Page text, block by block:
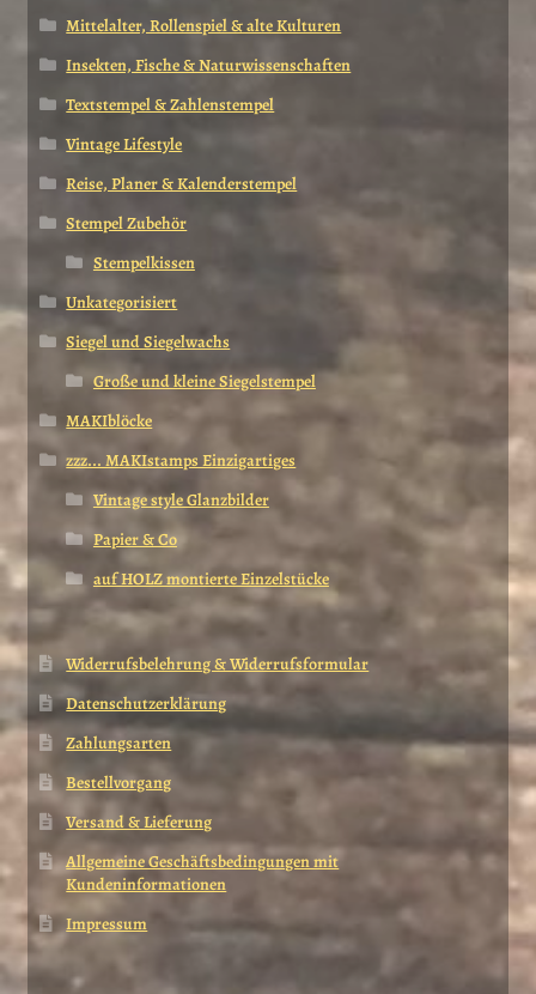
Mittelalter, Rollenspiel & alte Kulturen
Insekten, Fische & Naturwissenschaften
Textstempel & Zahlenstempel
Vintage Lifestyle
Reise, Planer & Kalenderstempel
Stempel Zubehör
Stempelkissen
Unkategorisiert
Siegel und Siegelwachs
Große und kleine Siegelstempel
MAKIblöcke
zzz... MAKIstamps Einzigartiges
Vintage style Glanzbilder
Papier & Co
auf HOLZ montierte Einzelstücke
Widerrufsbelehrung & Widerrufsformular
Datenschutzerklärung
Zahlungsarten
Bestellvorgang
Versand & Lieferung
Allgemeine Geschäftsbedingungen mit
Kundeninformationen
Impressum